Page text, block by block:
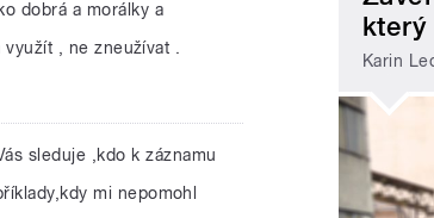
dobrá a morálky a
, ne zneužívat .
sleduje ,kdo k záznamu
mi nepomohl
který
Karin